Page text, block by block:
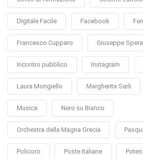
Digitale Facile Facebook
Francesco Cupparo Giuseppe Spera
Incontro pubblico Instagram
Laura Mongiello Margherita Sarli
Musica Nero su Bianco
Orchestra della Magna Grecia
Policoro Poste Italiane